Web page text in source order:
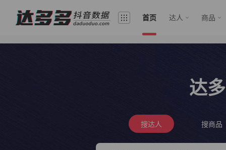
首页 达人 商品
达
搜达人 搜商品